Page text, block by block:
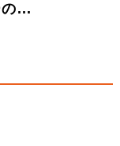
...